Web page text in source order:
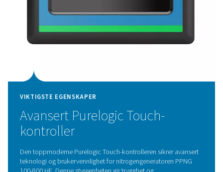
VIKTIGSTE EGENSKAPER